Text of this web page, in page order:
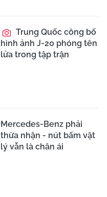
Trung Quốc công bố
hình ảnh J-20 phóng tên
lửa trong tập trận
Mercedes-Benz phải
thừa nhận - nút bấm vật
lý vẫn là chân ái